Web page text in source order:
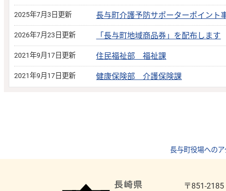
2025年7月3日更新 長与町介護予防サポーターポイント
2026年7月23日更新 「長与町地域商品券」を配布します
2021年9月17日更新 住民福祉部 福祉課
2021年9月17日更新 健康保険部 介護保険課
長与町役場へのア
〒851-2185